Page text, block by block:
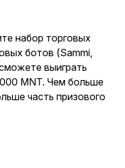
набор торговых
ботов (Sammi,
выиграть
MNT. Чем больше
часть призового